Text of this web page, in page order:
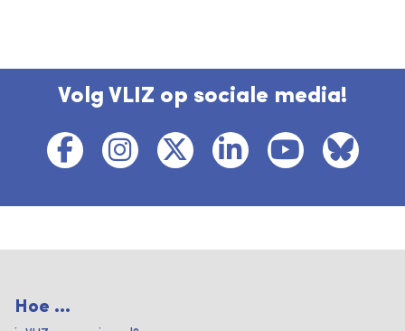
Volg VLIZ op sociale media!
Hoe ...